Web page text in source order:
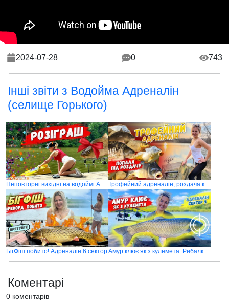
2024-07-28 0 743
Інші звіти з Водойма Адреналін
(селище Горького)
Неповторні вихідні на водоймі Адреналін Трофейний адреналін, роздача коропа
БігФіш побито! Адреналін 6 сектор Амур клює як з кулемета. Рибалка на водоймі Адреналін, сектор 5
Коментарі
0 коментарів